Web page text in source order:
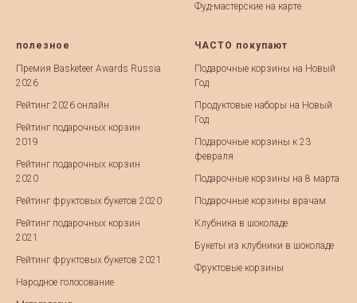
Фуд-мастерские на карте
полезное
Премия Basketeer Awards Russia
2026
Рейтинг 2026 онлайн
Рейтинг подарочных корзин
2019
Рейтинг подарочных корзин
2020
Рейтинг фруктовых букетов 2020
Рейтинг подарочных корзин
2021
Рейтинг фруктовых букетов 2021
Народное голосование
ЧАСТО покупают
Подарочные корзины на Новый
Год
Продуктовые наборы на Новый
Год
Подарочные корзины к 23
февраля
Подарочные корзины на 8 марта
Подарочные корзины врачам
Клубника в шоколаде
Букеты из клубники в шоколаде
Фруктовые корзины